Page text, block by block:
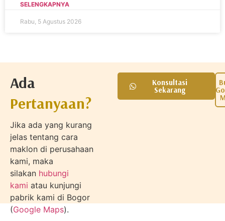
SELENGKAPNYA
Rabu, 5 Agustus 2026
Ada
Pertanyaan?
Jika ada yang kurang
jelas tentang cara
maklon di perusahaan
kami, maka
silakan hubungi
kami atau kunjungi
pabrik kami di Bogor
(Google Maps).
Konsultasi
Sekarang